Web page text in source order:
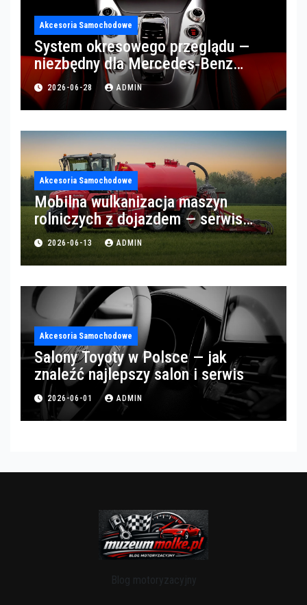
Akcesoria Samochodowe
System okresowego przeglądu —
niezbędny dla Mercedes‑Benz
Trucks w Poznaniu
2026-06-28 ADMIN
Akcesoria Samochodowe
Mobilna wulkanizacja maszyn
rolniczych z dojazdem — serwis
opon w okolicach Gorzowa
2026-06-13 ADMIN
Akcesoria Samochodowe
Salony Toyoty w Polsce — jak
znaleźć najlepszy salon i serwis
2026-06-01 ADMIN
Blog motoryzacyjny